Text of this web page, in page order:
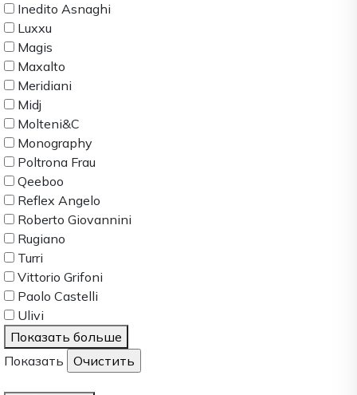
Inedito Asnaghi
Luxxu
Magis
Maxalto
Meridiani
Midj
Molteni&C
Monography
Poltrona Frau
Qeeboo
Reflex Angelo
Roberto Giovannini
Rugiano
Turri
Vittorio Grifoni
Paolo Castelli
Ulivi
Показать больше
Показать